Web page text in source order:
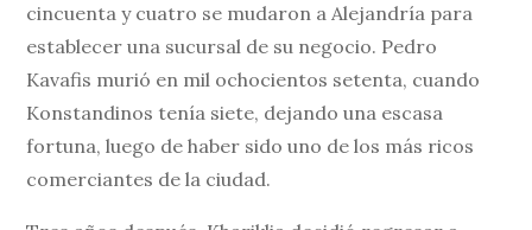
cincuenta y cuatro se mudaron a Alejandría para
establecer una sucursal de su negocio. Pedro
Kavafis murió en mil ochocientos setenta, cuando
Konstandinos tenía siete, dejando una escasa
fortuna, luego de haber sido uno de los más ricos
comerciantes de la ciudad.